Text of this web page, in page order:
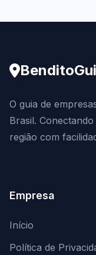
O guia de
Brasil.
região com
Empresa
Início
Política de